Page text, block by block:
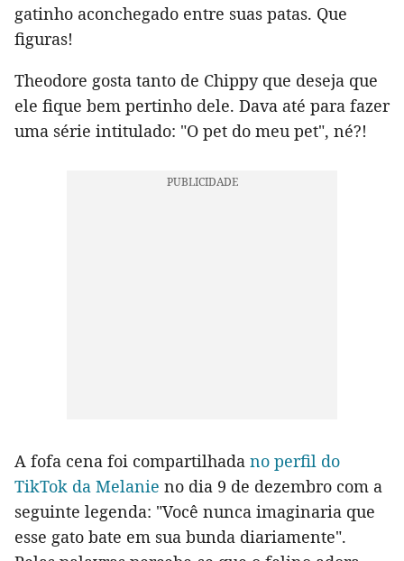
gatinho aconchegado entre suas patas. Que
figuras!
Theodore gosta tanto de Chippy que deseja que
ele fique bem pertinho dele. Dava até para fazer
uma série intitulado: "O pet do meu pet", né?!
A fofa cena foi compartilhada no perfil do
TikTok da Melanie no dia 9 de dezembro com a
seguinte legenda: "Você nunca imaginaria que
esse gato bate em sua bunda diariamente".